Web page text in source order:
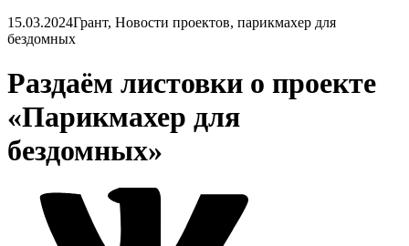
15.03.2024Грант, Новости проектов, парикмахер для
бездомных
Раздаём листовки о проекте
«Парикмахер для
бездомных»